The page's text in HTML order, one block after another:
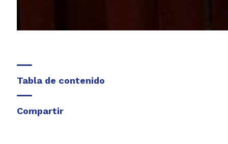
Tabla de contenido
Compartir